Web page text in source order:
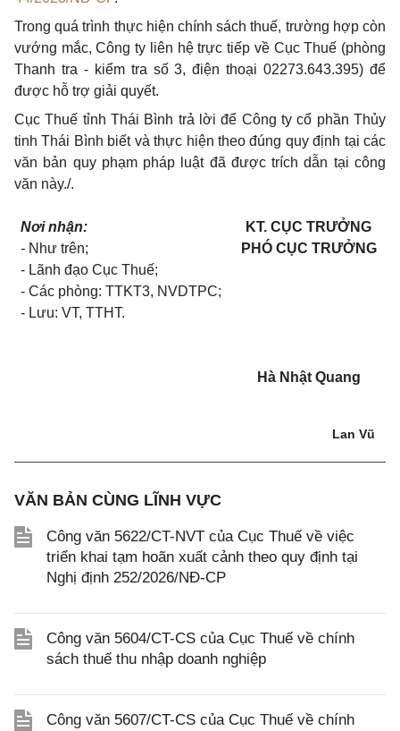
Trong quá trình thực hiện chính sách thuế, trường hợp còn
vướng mắc, Công ty liên hệ trực tiếp về Cục Thuế (phòng
Thanh tra - kiểm tra số 3, điện thoại 02273.643.395) để
được hỗ trợ giải quyết.
Cục Thuế tỉnh Thái Bình trả lời để Công ty cổ phần Thủy
tinh Thái Bình biết và thực hiện theo đúng quy định tại các
văn bản quy phạm pháp luật đã được trích dẫn tại công
văn này./.
Nơi nhận:
- Như trên;
- Lãnh đạo Cục Thuế;
- Các phòng: TTKT3, NVDTPC;
- Lưu: VT, TTHT.
KT. CỤC TRƯỞNG
PHÓ CỤC TRƯỞNG
Hà Nhật Quang
Lan Vũ
VĂN BẢN CÙNG LĨNH VỰC
Công văn 5622/CT-NVT của Cục Thuế về việc
triển khai tạm hoãn xuất cảnh theo quy định tại
Nghị định 252/2026/NĐ-CP
Công văn 5604/CT-CS của Cục Thuế về chính
sách thuế thu nhập doanh nghiệp
Công văn 5607/CT-CS của Cục Thuế về chính